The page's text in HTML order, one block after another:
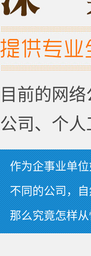
目前的网
公司、个
作为企事业单
不同的公司，
那么究竟怎样